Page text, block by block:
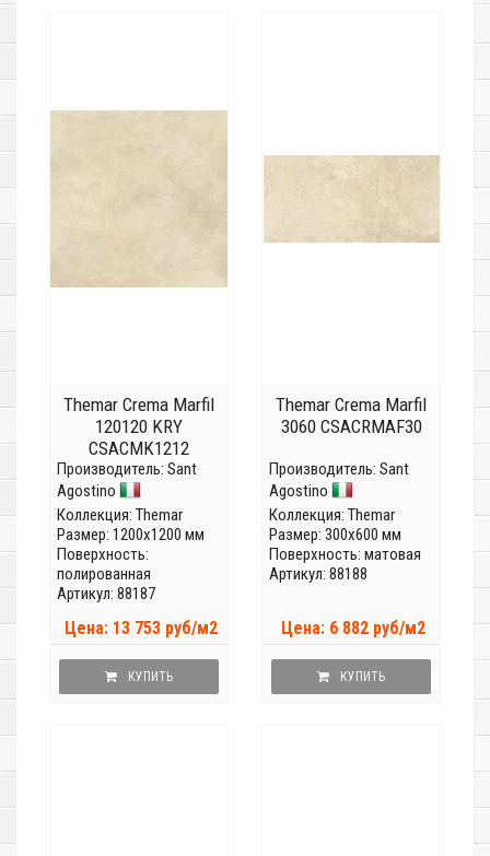
Themar Crema Marfil
120120 KRY
CSACMK1212
Производитель: Sant
Agostino
Коллекция: Themar
Размер: 1200x1200 мм
Поверхность:
полированная
Артикул: 88187
Цена: 13 753 руб/м2
КУПИТЬ
Themar Crema Marfil
3060 CSACRMAF30
Производитель: Sant
Agostino
Коллекция: Themar
Размер: 300x600 мм
Поверхность: матовая
Артикул: 88188
Цена: 6 882 руб/м2
КУПИТЬ